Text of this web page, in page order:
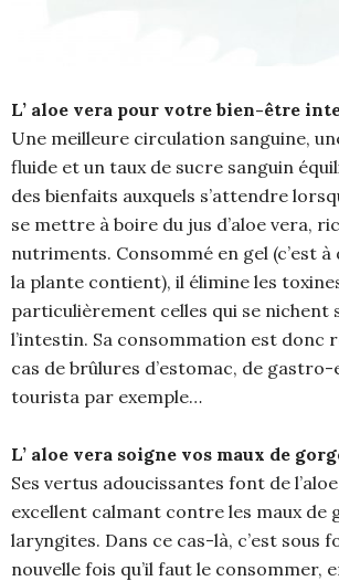
L’ aloe vera pour votre bien-être
Une meilleure circulation sanguine,
fluide et un taux de sucre sanguin
des bienfaits auxquels s’attendre
se mettre à boire du jus d’aloe vera,
nutriments. Consommé en gel (c’est à
la plante contient), il élimine les
particulièrement celles qui se nichent
l’intestin. Sa consommation est donc
cas de brûlures d’estomac, de
tourista par exemple…
L’ aloe vera soigne vos maux de
Ses vertus adoucissantes font de
excellent calmant contre les maux de
laryngites. Dans ce cas-là, c’est sous
nouvelle fois qu’il faut le consommer,